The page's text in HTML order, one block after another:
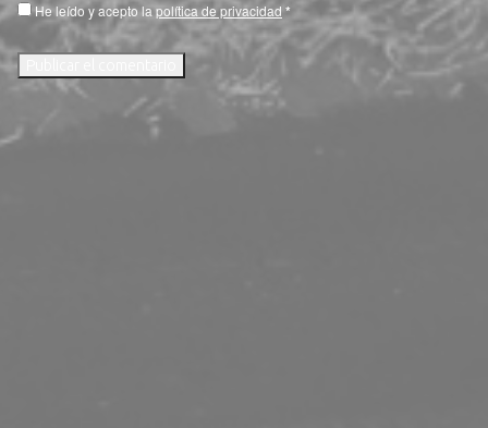
He leído y acepto lapolítica de privacidad *